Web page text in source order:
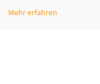
Mehr erfahren